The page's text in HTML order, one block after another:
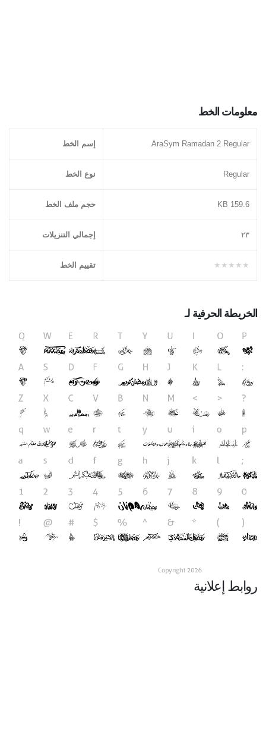
معلومات الخط
AraSym Ramadan 2 Regular إسم الخط
Regular نوع الخط
159.6 KB حجم ملف الخط
٢۳ إجمالي التنزيلات
★★★★★ تقييم الخط
الخريطة الحرفية لـ
روابط إعلانية